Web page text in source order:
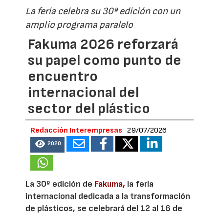
La feria celebra su 30ª edición con un
amplio programa paralelo
Fakuma 2026 reforzará
su papel como punto de
encuentro
internacional del
sector del plástico
Redacción Interempresas 29/07/2026
2020
La 30º edición de Fakuma, la feria
internacional dedicada a la transformación
de plásticos, se celebrará del 12 al 16 de